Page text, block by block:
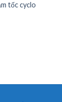
tốc cyclo